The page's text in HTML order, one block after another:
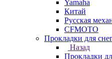
Yamaha
Китай
Русская
СFMOTO
Прокладки для
Назад
Прокладки